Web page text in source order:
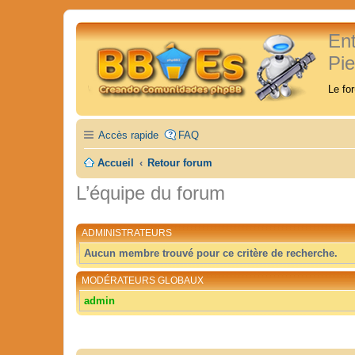
Le
Accès rapide FAQ
Accueil Retour forum
L’équipe du forum
ADMINISTRATEURS
Aucun membre trouvé pour ce critère de recherche.
MODÉRATEURS GLOBAUX
admin